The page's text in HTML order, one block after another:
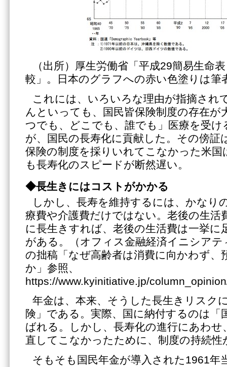
（出所）厚生労働省「平成29簡易生命
較」。日本のグラフへの赤い色塗りは筆
これには、いろいろな理由が指摘され
んといっても、国民皆保険制度の存在が
つでも、どこでも、誰でも」医療を受
が、国民の長寿化に貢献した。その傍証
保険の制度を採りいれてこなかった米国
も長寿化のスピードが断然遅い。
◆長生きにはコストがかかる
しかし、長寿を維持するには、かなり
療費や介護費だけではない。老後の生活
に長生きすれば、老後の生活費は一挙に
がある。（オフィス金融経済イニシアテ
の拙稿「なぜ高齢者は消費に向かわず、
か」参照、
https://www.kyinitiative.jp/
年金は、本来、そうした長生きリスク
険」である。実際、国に納付するのは「
ばれる。しかし、長寿化の進行にあわせ
直してこなかったために、制度の持続性
そもそも国民年金が導入された1961年